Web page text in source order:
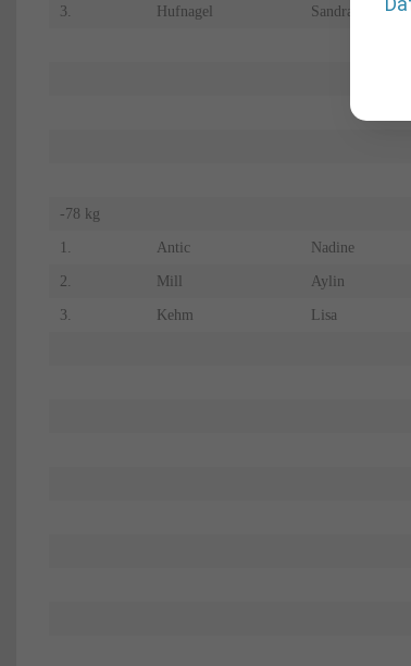
3. Hufnagel Sandra
-78 kg
1. Antic Nadine
2. Mill Aylin
3. Kehm Lisa